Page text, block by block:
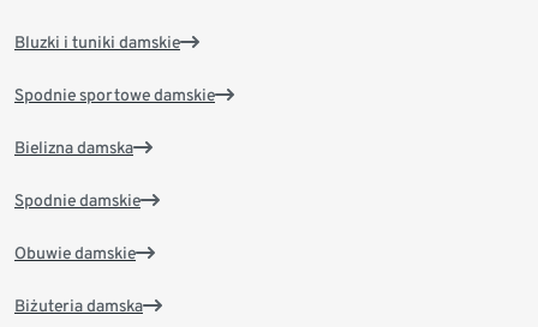
Bluzki i tuniki damskie
Spodnie sportowe damskie
Bielizna damska
Spodnie damskie
Obuwie damskie
Biżuteria damska